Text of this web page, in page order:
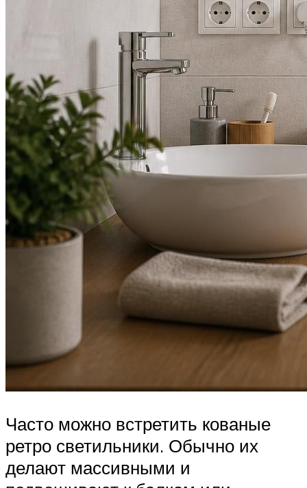
Часто можно встретить кованые
ретро светильники. Обычно их
делают массивными и